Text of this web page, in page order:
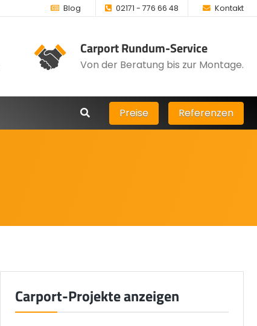
Blog 02171 - 776 66 48 Kontakt
Carport Rundum-Service
Von der Beratung bis zur Montage.
Preise Referenzen
Carport-Projekte anzeigen